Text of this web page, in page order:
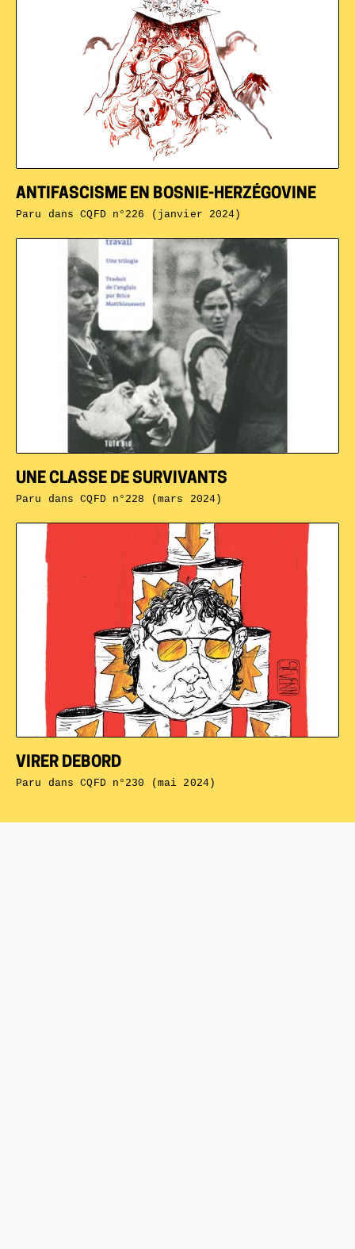
VIRER DEBORD
Paru dansCQFD n°230 (mai 2024)
UNE CLASSE DE SURVIVANTS
Paru dansCQFD n°228 (mars 2024)
ANTIFASCISME EN BOSNIE-HERZÉGOVINE
Paru dansCQFD n°226 (janvier 2024)